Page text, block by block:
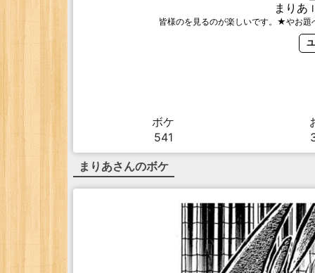
まりあ
皆様のを見るのが楽しいです。★やお題
ボケ
541
まりあさんのボケ